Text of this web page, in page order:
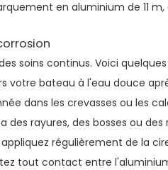
en aluminium de 11
soins continus. Voici
votre bateau à l'eau douce
dans les crevasses ou les
des rayures, des bosses ou
régulièrement de la
tout contact entre